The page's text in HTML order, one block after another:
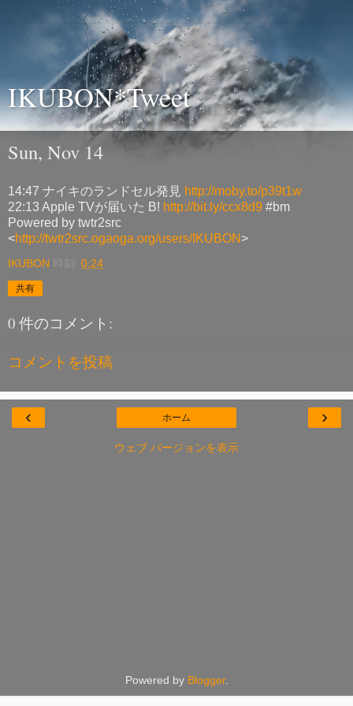
IKUBON*Tweet
Sun, Nov 14
14:47 ナイキのランドセル発見 http://moby.to/p39t1w
22:13 Apple TVが届いた B! http://bit.ly/ccx8d9 #bm
Powered by twtr2src
<http://twtr2src.ogaoga.org/users/IKUBON >
IKUBON 時刻: 0:24
共有
0 件のコメント:
コメントを投稿
‹ ›
ホーム
ウェブ バージョンを表示
Powered by Blogger.